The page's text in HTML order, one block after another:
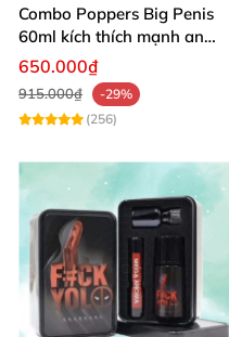
Combo Poppers Big Penis
60ml kích thích mạnh an
toàn cho cả Top Bot
650.000₫
915.000₫
-29%
(256)